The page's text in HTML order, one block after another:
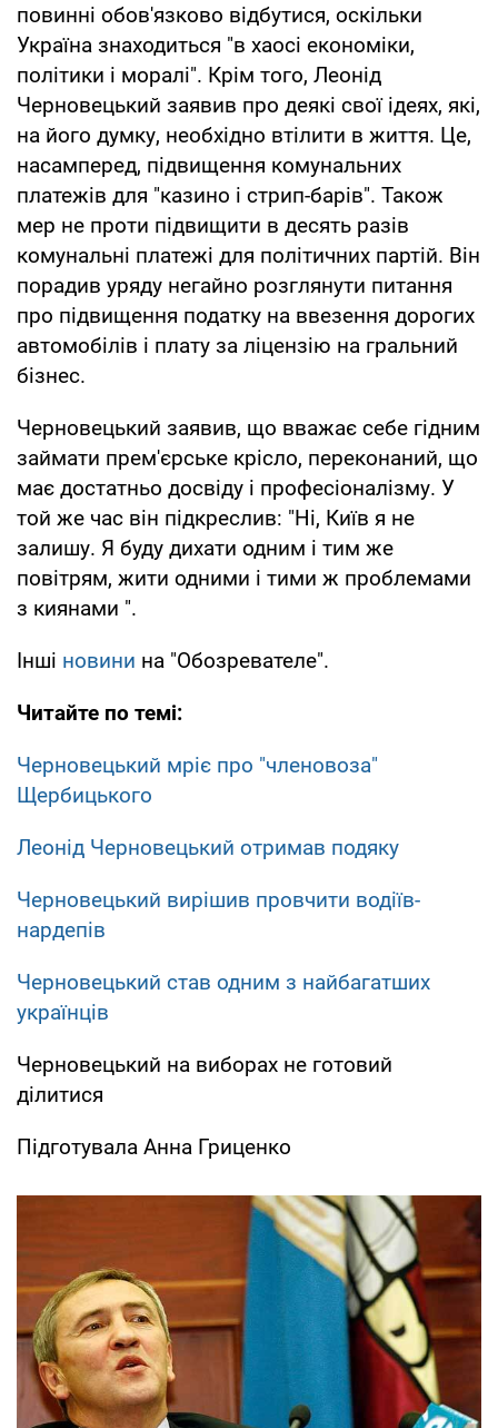
повинні обов'язково відбутися, оскільки
Україна знаходиться "в хаосі економіки,
політики і моралі". Крім того, Леонід
Черновецький заявив про деякі свої ідеях, які,
на його думку, необхідно втілити в життя. Це,
насамперед, підвищення комунальних
платежів для "казино і стрип-барів". Також
мер не проти підвищити в десять разів
комунальні платежі для політичних партій. Він
порадив уряду негайно розглянути питання
про підвищення податку на ввезення дорогих
автомобілів і плату за ліцензію на гральний
бізнес.
Черновецький заявив, що вважає себе гідним
займати прем'єрське крісло, переконаний, що
має достатньо досвіду і професіоналізму. У
той же час він підкреслив: "Ні, Київ я не
залишу. Я буду дихати одним і тим же
повітрям, жити одними і тими ж проблемами
з киянами ".
Інші новини на "Обозревателе".
Читайте по темі:
Черновецький мріє про "членовоза"
Щербицького
Леонід Черновецький отримав подяку
Черновецький вирішив провчити водіїв-
нардепів
Черновецький став одним з найбагатших
українців
Черновецький на виборах не готовий
ділитися
Підготувала Анна Гриценко